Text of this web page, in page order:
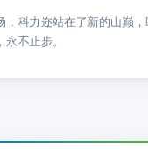
，科力迩站在了新的山巅
不止步。